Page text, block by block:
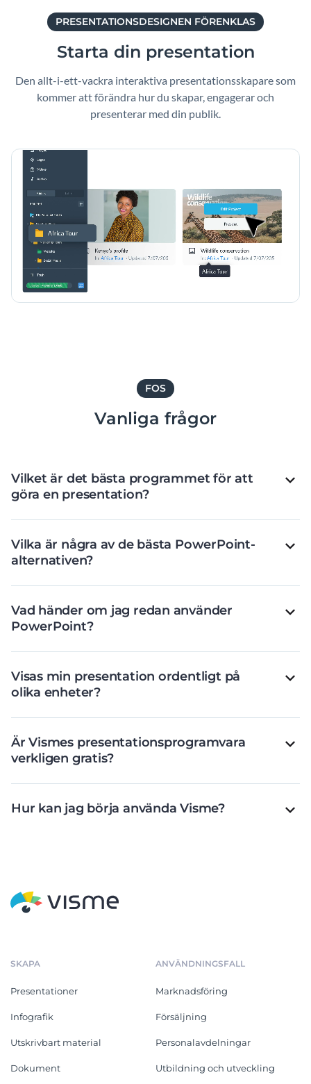
PRESENTATIONSDESIGNEN FÖRENKLAS
Starta din presentation
Den allt-i-ett-vackra interaktiva presentationsskapare som
kommer att förändra hur du skapar, engagerar och
presenterar med din publik.
FOS
Vanliga frågor
Vilket är det bästa programmet för att
göra en presentation?
Vilka är några av de bästa PowerPoint-
alternativen?
Vad händer om jag redan använder
PowerPoint?
Visas min presentation ordentligt på
olika enheter?
Är Vismes presentationsprogramvara
verkligen gratis?
Hur kan jag börja använda Visme?
SKAPA
Presentationer
Infografik
Utskrivbart material
Dokument
ANVÄNDNINGSFALL
Marknadsföring
Försäljning
Personalavdelningar
Utbildning och utveckling